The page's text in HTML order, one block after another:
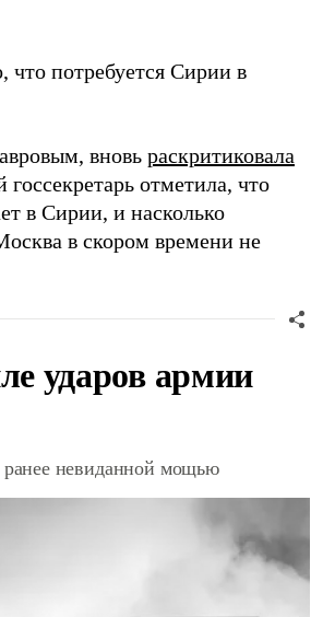
что потребуется Сирии в
вновь раскритиковала
отметила, что
в Сирии, и насколько
в скором времени не
ударов армии
ранее невиданной мощью